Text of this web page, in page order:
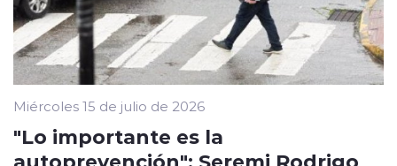
Miércoles 15 de julio de 2026
"Lo importante es la
autoprevención": Seremi Rodrigo